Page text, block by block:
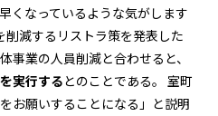
くなっているような気がします
減するリストラ策を発表した
事業の人員削減と合わせると、
実行するとのことである。 室町
お願いすることになる」と説明